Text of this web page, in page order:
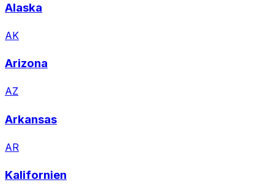
Alaska
AK
Arizona
AZ
Arkansas
AR
Kalifornien